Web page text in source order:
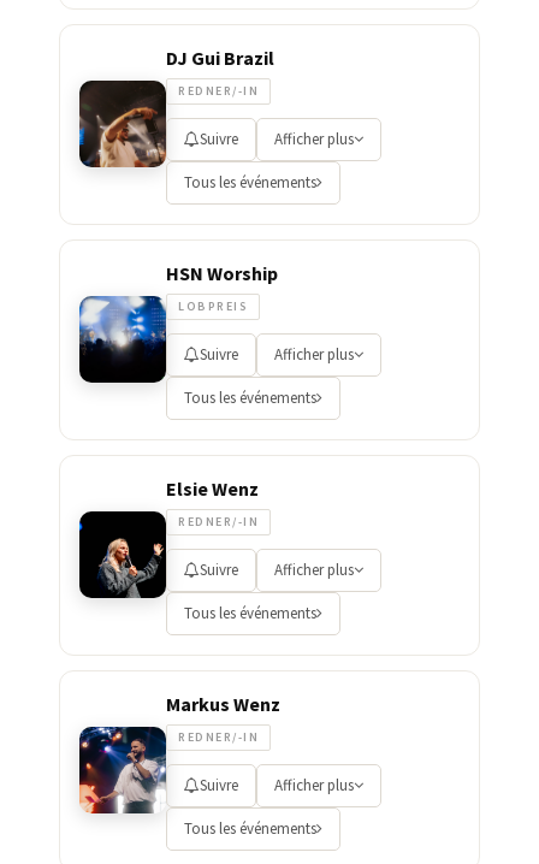
DJ Gui Brazil
REDNER/-IN
Suivre Afficher plus
Tous les événements
HSN Worship
LOBPREIS
Suivre Afficher plus
Tous les événements
Elsie Wenz
REDNER/-IN
Suivre Afficher plus
Tous les événements
Markus Wenz
REDNER/-IN
Suivre Afficher plus
Tous les événements